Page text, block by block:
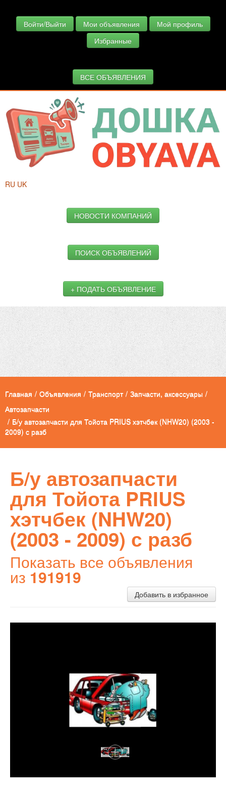
Войти/Выйти Мои объявления
Мой профиль
Избранные
ВСЕ ОБЪЯВЛЕНИЯ
RU UK
НОВОСТИ КОМПАНИЙ
ПОИСК ОБЪЯВЛЕНИЙ
+ ПОДАТЬ ОБЪЯВЛЕНИЕ
Главная / Объявления / Транспорт / Запчасти, аксессуары /
Автозапчасти
/ Б/у автозапчасти для Тойота PRIUS хэтчбек (NHW20) (2003 -
2009) с разб
Б/у автозапчасти
для Тойота PRIUS
хэтчбек (NHW20)
(2003 - 2009) с разб
Показать все объявления
из 191919
Добавить в избранное